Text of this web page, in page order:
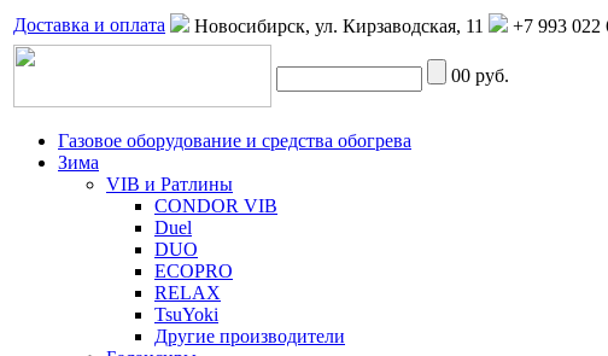
Доставка и оплата Новосибирск, ул. Кирзаводская, 11 +7 993 022
00 руб.
Газовое оборудование и средства обогрева
Зима
VIB и Ратлины
CONDOR VIB
Duel
DUO
ECOPRO
RELAX
TsuYoki
Другие производители